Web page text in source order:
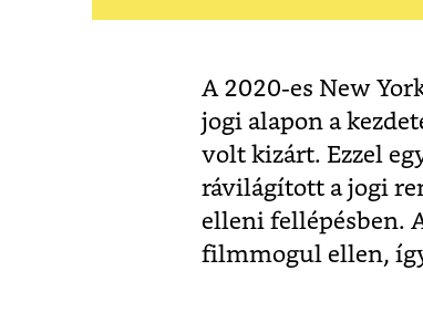
A 2020-es New
jogi alapon a
volt kizárt. Ezzel
rávilágított a jogi
elleni fellépésben.
filmmogul ellen,